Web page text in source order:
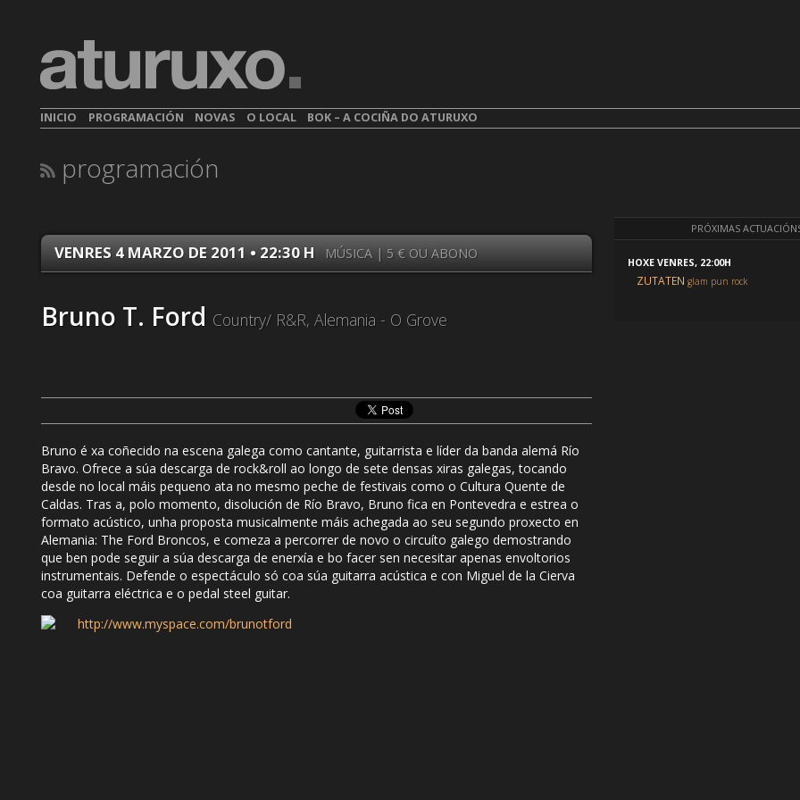
INICIO PROGRAMACIÓN NOVAS O LOCAL BOK – A COCIÑA DO ATURUXO
programación
VENRES 4 MARZO DE 2011 • 22:30 H MÚSICA | 5 € OU ABONO
Bruno T. Ford Country/ R&R, Alemania - O Grove
Bruno é xa coñecido na escena galega como cantante, guitarrista e líder da banda alemá Río
Bravo. Ofrece a súa descarga de rock&roll ao longo de sete densas xiras galegas, tocando
desde no local máis pequeno ata no mesmo peche de festivais como o Cultura Quente de
Caldas. Tras a, polo momento, disolución de Río Bravo, Bruno fica en Pontevedra e estrea o
formato acústico, unha proposta musicalmente máis achegada ao seu segundo proxecto en
Alemania: The Ford Broncos, e comeza a percorrer de novo o circuíto galego demostrando
que ben pode seguir a súa descarga de enerxía e bo facer sen necesitar apenas envoltorios
instrumentais. Defende o espectáculo só coa súa guitarra acústica e con Miguel de la Cierva
coa guitarra eléctrica e o pedal steel guitar.
http://www.myspace.com/brunotford
PRÓXIMAS
HOXE VENRES, 22:00H
ZUTATEN glam pun rock